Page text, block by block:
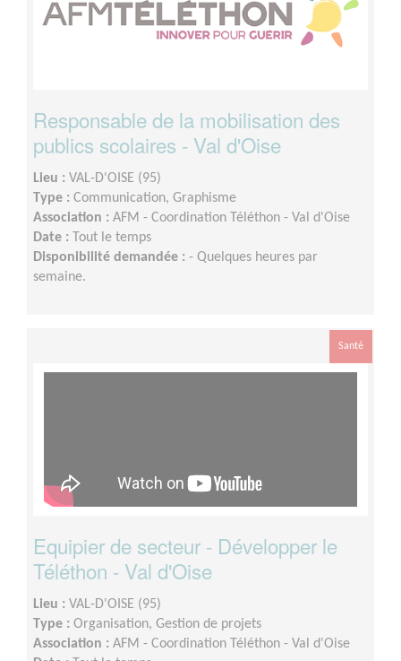
Responsable de la mobilisation des
publics scolaires - Val d'Oise
Lieu : VAL-D'OISE (95)
Type : Communication, Graphisme
Association : AFM - Coordination Téléthon - Val d'Oise
Date :
Tout le temps
Disponibilité demandée : - Quelques heures par
semaine.
Santé
Equipier de secteur - Développer le
Téléthon - Val d'Oise
Lieu : VAL-D'OISE (95)
Type : Organisation, Gestion de projets
Association : AFM - Coordination Téléthon - Val d'Oise